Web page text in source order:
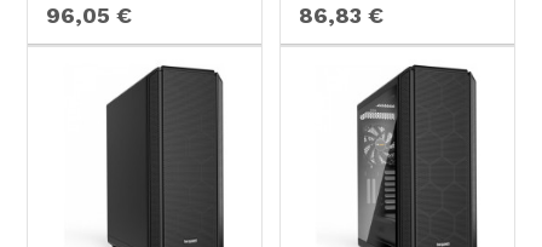
96,05 € 86,83 €